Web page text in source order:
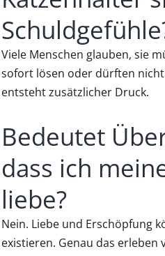
Viele Menschen glauben, sie
sofort lösen oder dürften
entsteht zusätzlicher Druck.
Bedeutet
dass ich
liebe?
Nein. Liebe und Erschöpfung
existieren. Genau das erleben